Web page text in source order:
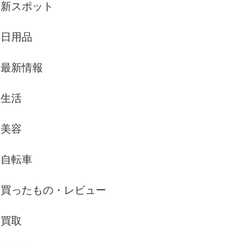
新スポット
日用品
最新情報
生活
美容
自転車
買ったもの・レビュー
買取